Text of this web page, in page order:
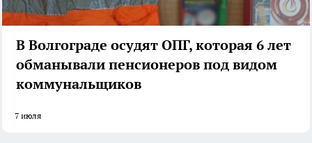
В Волгограде осудят ОПГ, которая 6 лет
обманывали пенсионеров под видом
коммунальщиков
7 июля